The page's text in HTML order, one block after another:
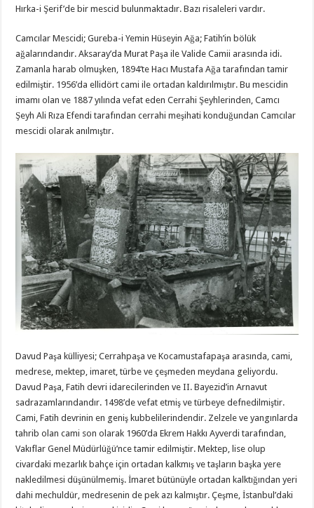
Hırka-i Şerif’de bir mescid bulunmaktadır. Bazı risaleleri vardır.
Camcılar Mescidi; Gureba-i Yemin Hüseyin Ağa; Fatih’in bölük
ağalarındandır. Aksaray’da Murat Paşa ile Valide Camii arasında idi.
Zamanla harab olmuşken, 1894’te Hacı Mustafa Ağa tarafından tamir
edilmiştir. 1956’da ellidört cami ile ortadan kaldırılmıştır. Bu mescidin
imamı olan ve 1887 yılında vefat eden Cerrahi Şeyhlerinden, Camcı
Şeyh Ali Rıza Efendi tarafından cerrahi meşihati konduğundan Camcılar
mescidi olarak anılmıştır.
Davud Paşa külliyesi; Cerrahpaşa ve Kocamustafapaşa arasında, cami,
medrese, mektep, imaret, türbe ve çeşmeden meydana geliyordu.
Davud Paşa, Fatih devri idarecilerinden ve II. Bayezid’in Arnavut
sadrazamlarındandır. 1498’de vefat etmiş ve türbeye defnedilmiştir.
Cami, Fatih devrinin en geniş kubbelilerindendir. Zelzele ve yangınlarda
tahrib olan cami son olarak 1960’da Ekrem Hakkı Ayverdi tarafından,
Vakıflar Genel Müdürlüğü’nce tamir edilmiştir. Mektep, lise olup
civardaki mezarlık bahçe için ortadan kalkmış ve taşların başka yere
nakledilmesi düşünülmemiş. İmaret bütünüyle ortadan kalktığından yeri
dahi mechuldür, medresenin de pek azı kalmıştır. Çeşme, İstanbul’daki